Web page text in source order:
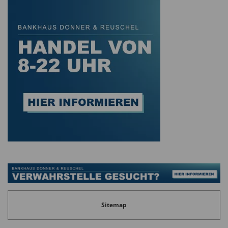
Verunsicherung an den Weltbörsen.
In diesem Spannungsfeld etabliert sich die
Blockchain-Technologie zunehmend als
immer deutlicher seine Rolle als Store of Value
Diese und weitere Themen haben wir mit
Makroökonomie und der Krypto-Sektor
Traditionelle Finanzmärkte und Krypto
Sitemap